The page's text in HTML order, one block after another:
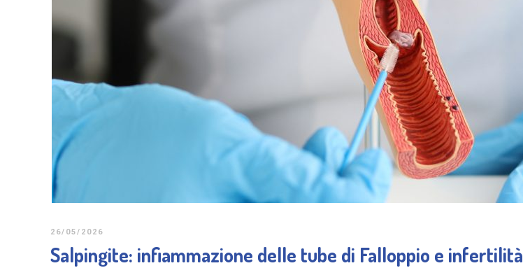
26/05/2026
Salpingite: infiammazione delle tube di Falloppio e infertilità